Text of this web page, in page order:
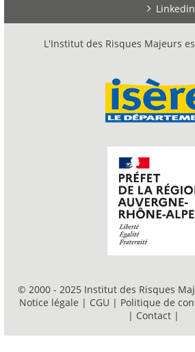
Linkedin
L'Institut des Risques Majeurs
© 2000 - 2025 Institut des Risques
Notice légale | CGU | Politique de
| Contact |